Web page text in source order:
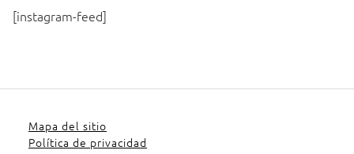
[instagram-feed]
Mapa del sitio
Política de privacidad